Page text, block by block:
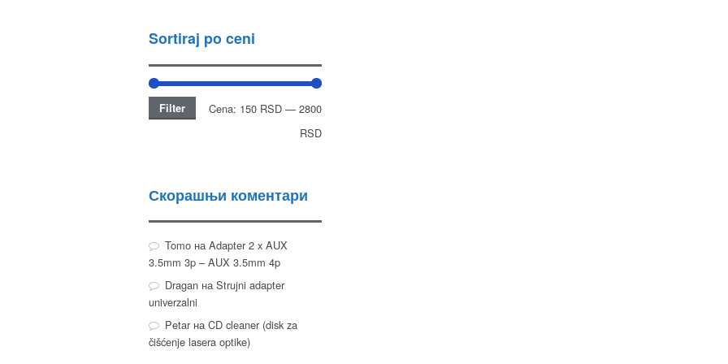
Sortiraj po ceni
Filter Cena: 150 RSD— 2800
RSD
Скорашњи коментари
Tomo наAdapter 2 x AUX
3.5mm 3p – AUX 3.5mm 4p
Dragan наStrujni adapter
univerzalni
Petar наCD cleaner (disk za
čišćenje lasera optike)